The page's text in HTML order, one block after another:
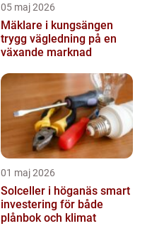
05 maj 2026
Mäklare i kungsängen
trygg vägledning på en
växande marknad
01 maj 2026
Solceller i höganäs smart
investering för både
plånbok och klimat